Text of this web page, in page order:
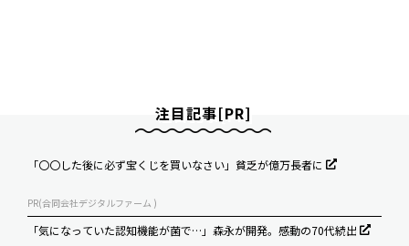
注目記事[PR]
「〇〇した後に必ず宝くじを買いなさい」貧乏が億万長者に
PR(合同会社デジタルファーム )
「気になっていた認知機能が菌で…」森永が開発。感動の70代続出